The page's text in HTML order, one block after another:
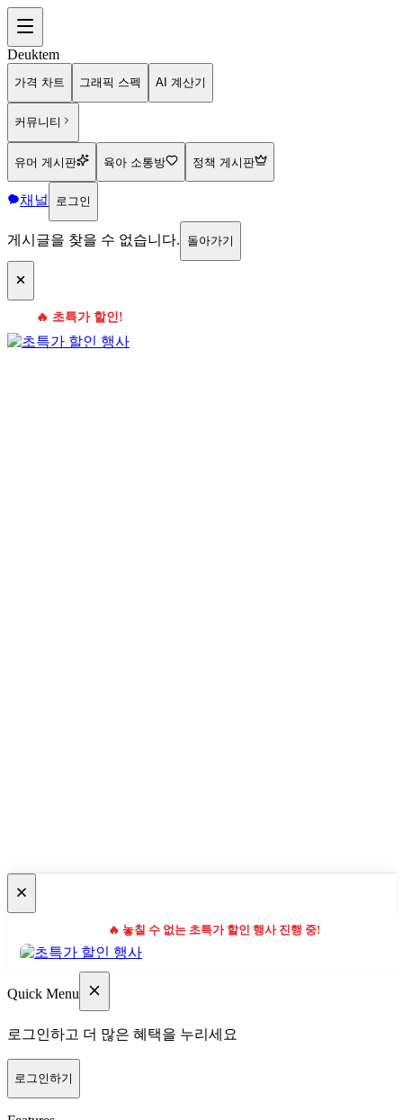
Deuktem
가격 차트 그래픽 스펙 AI 계산기
커뮤니티
유머 게시판 육아 소통방 정책 게시판
채널 로그인
게시글을 찾을 수 없습니다. 돌아가기
🔥 초특가 할인!
🔥 놓칠 수 없는 초특가 할인 행사 진행 중!
Quick Menu
로그인하고 더 많은 혜택을 누리세요
로그인하기